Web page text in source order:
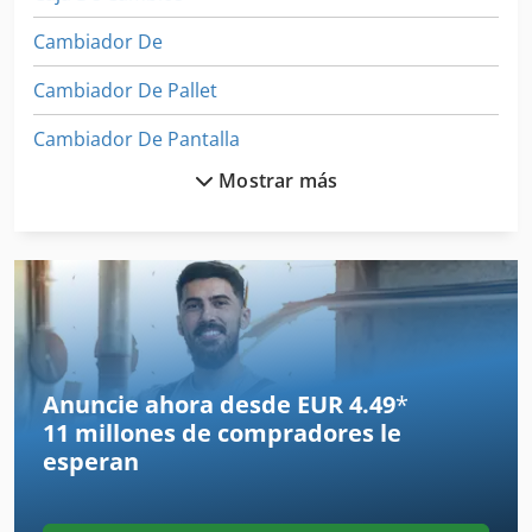
Cambiador De
Cambiador De Pallet
Cambiador De Pantalla
Cambio De Huso
Cambio De Marchas
Equipo De Taller
Frente A La Diapositiva
Frommia 261
Mostrar más
Anuncie ahora desde EUR 4.49*
11 millones de compradores le
esperan